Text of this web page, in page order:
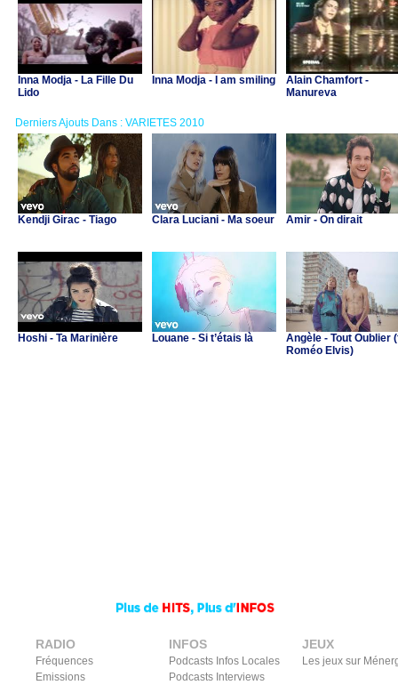
Inna Modja - La Fille Du
Lido
Inna Modja - I am smiling
Alain Chamfort -
Manureva
Derniers Ajouts Dans : VARIETES 2010
Kendji Girac - Tiago Clara Luciani - Ma soeur Amir - On dirait
Hoshi - Ta Marinière Louane - Si t’étais là
Angèle - Tout Oublier
Roméo Elvis)
RADIO
Fréquences
Emissions
INFOS
Podcasts Infos Locales
Podcasts Interviews
JEUX
Les jeux sur